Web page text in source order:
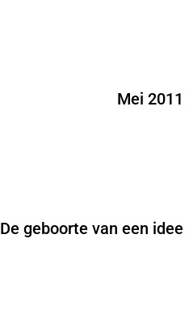
Mei 2011
De geboorte van een idee